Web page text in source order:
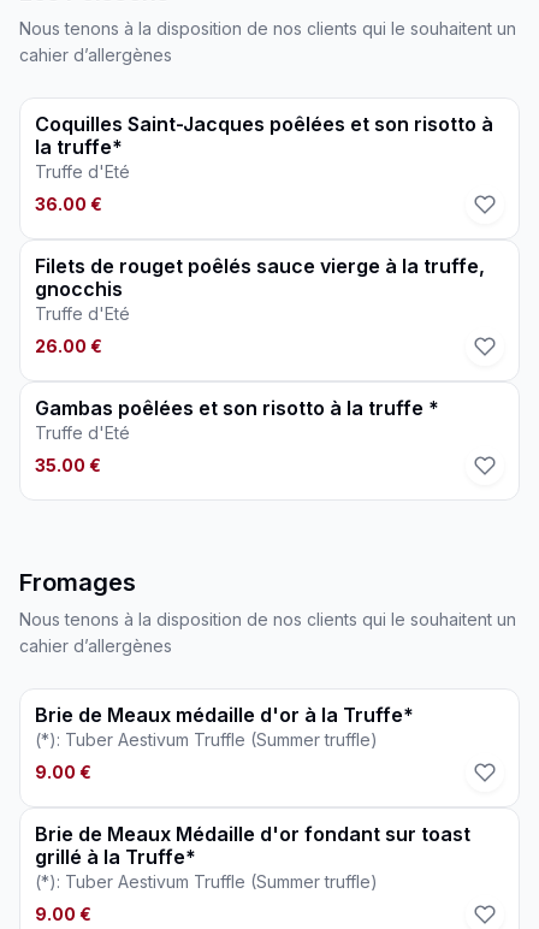
Nous tenons à la disposition de nos clients qui le souhaitent un
cahier d’allergènes
Coquilles Saint-Jacques poêlées et son risotto à
la truffe*
Truffe d'Eté
36.00 €
Filets de rouget poêlés sauce vierge à la truffe,
gnocchis
Truffe d'Eté
26.00 €
Gambas poêlées et son risotto à la truffe *
Truffe d'Eté
35.00 €
Fromages
Nous tenons à la disposition de nos clients qui le souhaitent un
cahier d’allergènes
Brie de Meaux médaille d'or à la Truffe*
(*): Tuber Aestivum Truffle (Summer truffle)
9.00 €
Brie de Meaux Médaille d'or fondant sur toast
grillé à la Truffe*
(*): Tuber Aestivum Truffle (Summer truffle)
9.00 €